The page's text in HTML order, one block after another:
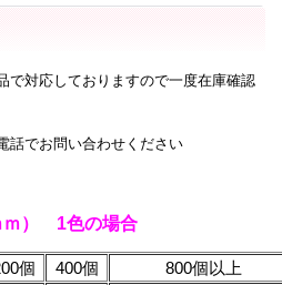
対応しておりますので一度在庫確認
でお問い合わせください
ｍ） 1色の場合
個 400個
800個以上